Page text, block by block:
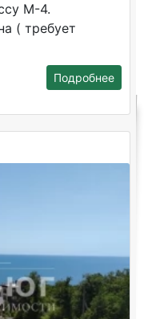
М-4.
( требует
Подробнее